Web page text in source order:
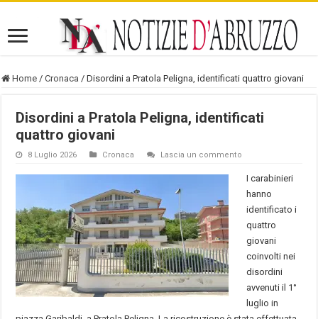
Home / Cronaca / Disordini a Pratola Peligna, identificati quattro giovani
Disordini a Pratola Peligna, identificati
quattro giovani
8 Luglio 2026 Cronaca Lascia un commento
I carabinieri
hanno
identificato i
quattro
giovani
coinvolti nei
disordini
avvenuti il 1°
luglio in